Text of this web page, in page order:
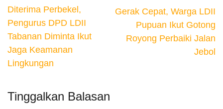
Diterima Perbekel,
Pengurus DPD LDII
Tabanan Diminta Ikut
Jaga Keamanan
Lingkungan
Gerak Cepat, Warga LDII
Pupuan Ikut Gotong
Royong Perbaiki Jalan
Jebol
Tinggalkan Balasan